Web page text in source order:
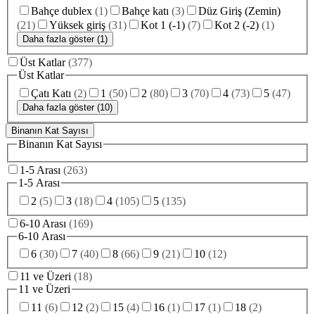
Bahçe dublex (1) Bahçe katı (3)
Düz Giriş (Zemin)
(21) Yüksek giriş (31) Kot 1 (-1) (7) Kot 2 (-2) (1)
Daha fazla göster (1)
Üst Katlar (377)
Üst Katlar
Çatı Katı (2) 1 (50) 2 (80) 3 (70) 4 (73) 5 (47)
Daha fazla göster (10)
Binanın Kat Sayısı
Binanın Kat Sayısı
1-5 Arası (263)
1-5 Arası
2 (5) 3 (18) 4 (105) 5 (135)
6-10 Arası (169)
6-10 Arası
6 (30) 7 (40) 8 (66) 9 (21) 10 (12)
11 ve Üzeri (18)
11 ve Üzeri
11 (6) 12 (2) 15 (4) 16 (1) 17 (1) 18 (2)